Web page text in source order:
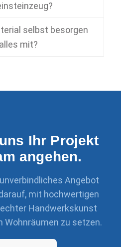
selbst besorgen
mit?
Ihr Projekt
angehen.
Angebot
mit hochwertigen
Handwerkskunst
Wohnräumen zu setzen.